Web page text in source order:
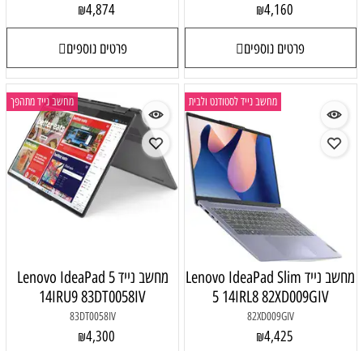
₪4,160
פרטים נוספים
₪4,874
פרטים נוספים
מחשב נייד לסטודנט ולבית
מחשב נייד Lenovo IdeaPad Slim
5 14IRL8 82XD009GIV
82XD009GIV
₪4,425
מחשב נייד מתהפך
מחשב נייד Lenovo IdeaPad 5
14IRU9 83DT0058IV
83DT0058IV
₪4,300